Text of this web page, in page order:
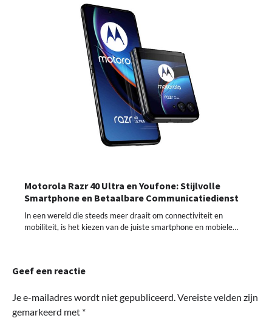
Motorola Razr 40 Ultra en Youfone: Stijlvolle
Smartphone en Betaalbare Communicatiedienst
In een wereld die steeds meer draait om connectiviteit en
mobiliteit, is het kiezen van de juiste smartphone en mobiele…
Geef een reactie
Je e-mailadres wordt niet gepubliceerd.Vereiste velden zijn
gemarkeerd met *